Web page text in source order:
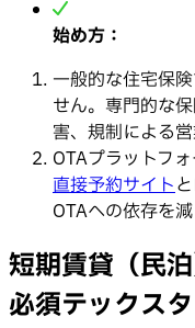
始め方：
一般的な住宅保
せん。専門的な
害、規制による
OTAプラットフ
直接予約サイト
OTAへの依存を
短期賃貸（民
必須テックス